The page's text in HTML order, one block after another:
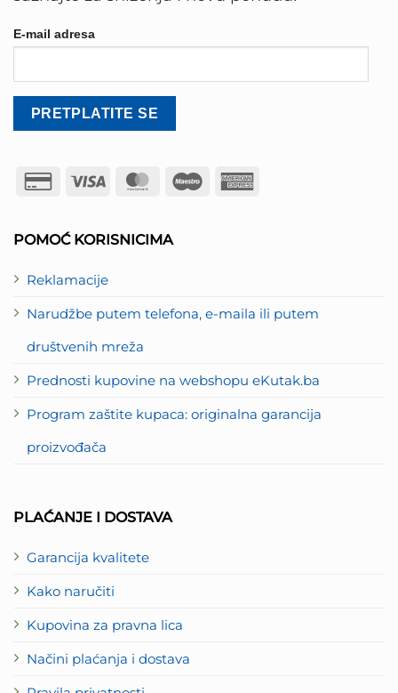
POMOĆ KORISNICIMA
Reklamacije
Narudžbe putem telefona, e-maila ili putem
društvenih mreža
Prednosti kupovine na webshopu eKutak.ba
Program zaštite kupaca: originalna garancija
proizvođača
PLAĆANJE I DOSTAVA
Garancija kvalitete
Kako naručiti
Kupovina za pravna lica
Načini plaćanja i dostava
E-mail adresa
Credit
Visa MasterCard
Maestro